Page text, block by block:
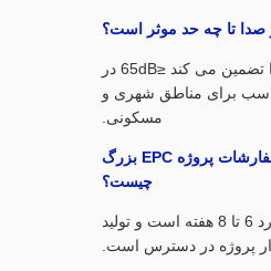
طراحی کم سر و صدا تضمین می کند ≤65dB در
برای مناطق شهری و
مسکونی.
س6: زمان تحویل برای سفارشات پروژه EPC بزرگ
چیست؟
زمان پیشبرد استاندارد 6 تا 8 هفته است و تولید
پروژه در دسترس است.